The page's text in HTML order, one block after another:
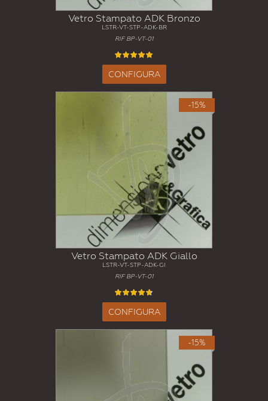
Vetro Stampato ADK Bronzo
LSTR-VT-STP-ADK-BR
RIF BP-VT-01
CONFIGURA
-15%
Vetro Stampato ADK Giallo
LSTR-VT-STP-ADK-GI
RIF BP-VT-01
CONFIGURA
-15%